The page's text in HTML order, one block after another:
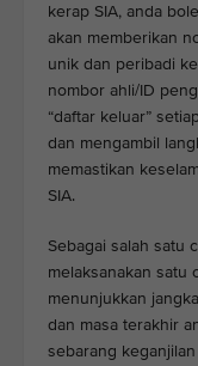
kerap SIA, anda
akan memberikan
unik dan peribadi
nombor ahli/ID
“daftar keluar”
dan mengambil
memastikan
SIA.
Sebagai salah satu
melaksanakan satu
menunjukkan
dan masa terakhir
sebarang keganjilan